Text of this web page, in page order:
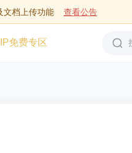
文档上传功能 查看公告
免费专区